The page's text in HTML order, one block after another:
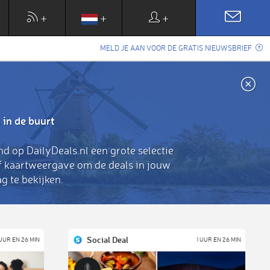
+ + +
MELD JE AAN VOOR DE GRATIS NIEUWSBRIEF
in de buurt
op DailyDeals.nl een grote selectie
om de deals in jouw
te bekijken.
EN 26 MIN Social Deal 1 UUR EN 26 MIN